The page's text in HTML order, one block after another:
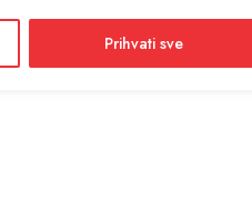
Prihvati sve